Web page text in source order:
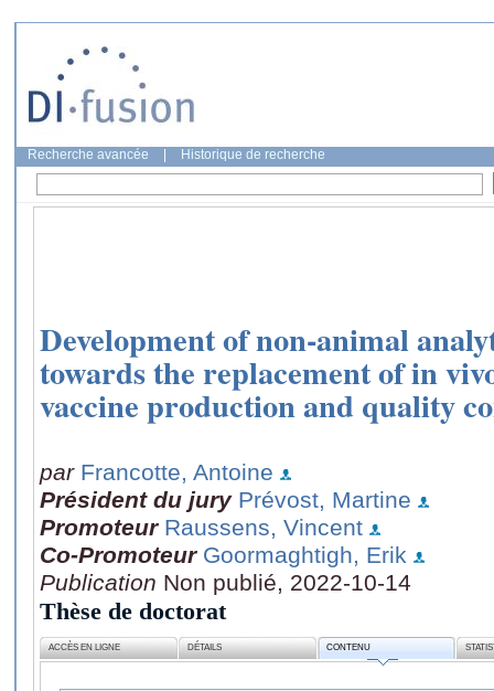
Recherche avancée Historique de recherche
Development of non-animal
towards the replacement of in
vaccine production and quality
par Francotte, Antoine
Président du jury Prévost, Martine
Promoteur Raussens, Vincent
Co-Promoteur Goormaghtigh, Erik
Publication Non publié, 2022-10-14
Thèse de doctorat
ACCÈS EN LIGNE DÉTAILS CONTENU